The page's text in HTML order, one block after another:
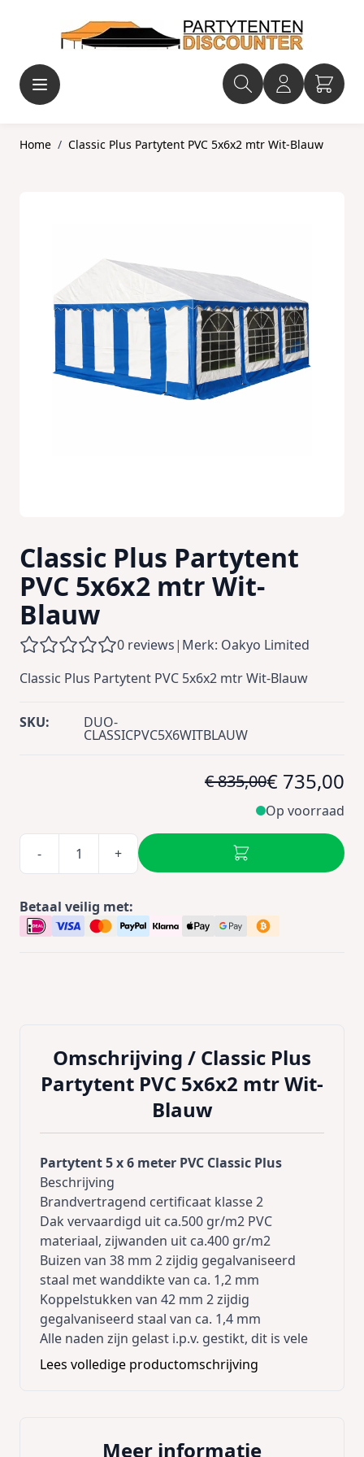
Home / Classic Plus Partytent PVC 5x6x2 mtr Wit-Blauw
Classic Plus Partytent
PVC 5x6x2 mtr Wit-
Blauw
0 reviews| Merk: Oakyo Limited
Classic Plus Partytent PVC 5x6x2 mtr Wit-Blauw
SKU: DUO-
CLASSICPVC5X6WITBLAUW
€ 835,00€ 735,00
Op voorraad
- +
Betaal veilig met:
Omschrijving / Classic Plus
Partytent PVC 5x6x2 mtr Wit-
Blauw
Partytent 5 x 6 meter PVC Classic Plus
Beschrijving
Brandvertragend certificaat klasse 2
Dak vervaardigd uit ca.500 gr/m2 PVC
materiaal, zijwanden uit ca.400 gr/m2
Buizen van 38 mm 2 zijdig gegalvaniseerd
staal met wanddikte van ca. 1,2 mm
Koppelstukken van 42 mm 2 zijdig
gegalvaniseerd staal van ca. 1,4 mm
Alle naden zijn gelast i.p.v. gestikt, dit is vele
malen sterker
Bij het inhangen van de zijwanden is de tent
Lees volledige productomschrijving
Meer informatie